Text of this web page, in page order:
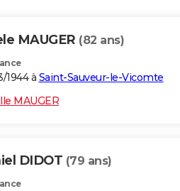
MAUGER (82 ans)
1944 à Saint-Sauveur-le-Vicomte
MAUGER
DIDOT (79 ans)